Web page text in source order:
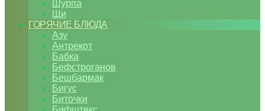
Шурпа
Щи
ГОРЯЧИЕ БЛЮДА
Азу
Антрекот
Бабка
Бефстроганов
Бешбармак
Бигус
Биточки